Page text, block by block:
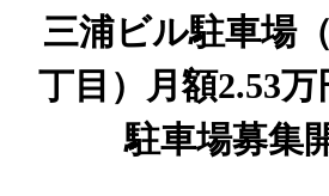
三浦ビル駐車場
丁目）月額2.53万
駐車場募集